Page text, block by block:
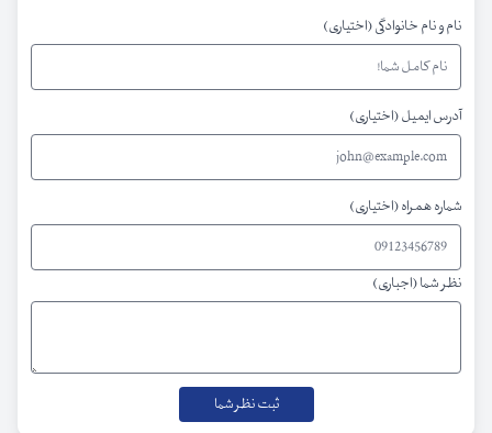
نام و نام خانوادگی (اختیاری)
آدرس ایمیل (اختیاری)
شماره همراه (اختیاری)
نظر شما (اجباری)